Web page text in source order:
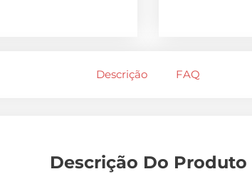
Descrição FAQ
Descrição Do Produto